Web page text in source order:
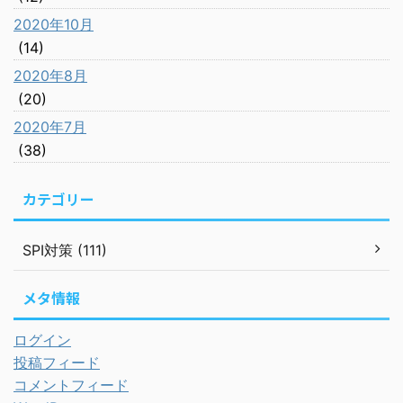
2020年10月
(14)
2020年8月
(20)
2020年7月
(38)
カテゴリー
SPI対策 (111)
メタ情報
ログイン
投稿フィード
コメントフィード